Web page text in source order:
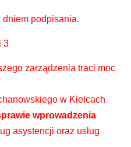
podpisania.
3
zarządzenia traci moc
w Kielcach
wprowadzenia
asystencji oraz usług